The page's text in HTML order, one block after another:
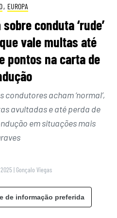
, EUROPA
conduta ‘rude’
vale multas até
pontos na carta de
acham ‘normal’,
avultadas e até perda de
em situações mais
| Gonçalo Viegas
de informação preferida